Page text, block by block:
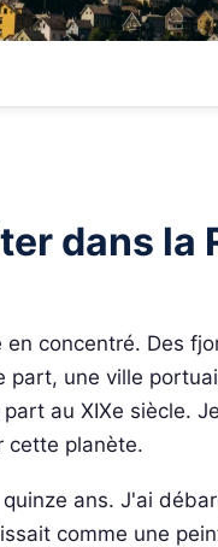
dans la
concentré. Des
une ville
au XIXe siècle.
cette planète.
ans. J'ai
comme une